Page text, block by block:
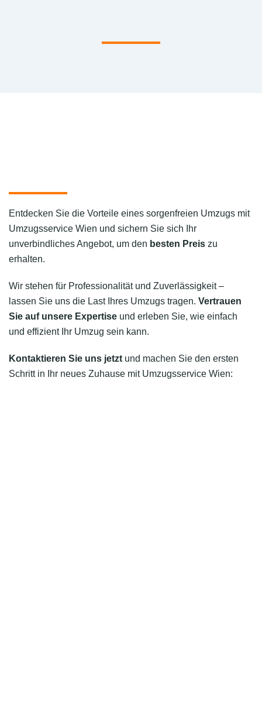
Entdecken Sie die Vorteile eines sorgenfreien Umzugs mit
Umzugsservice Wien und sichern Sie sich Ihr
unverbindliches Angebot, um den besten Preis zu
erhalten.
Wir stehen für Professionalität und Zuverlässigkeit –
lassen Sie uns die Last Ihres Umzugs tragen. Vertrauen
Sie auf unsere Expertise und erleben Sie, wie einfach
und effizient Ihr Umzug sein kann.
Kontaktieren Sie uns jetzt und machen Sie den ersten
Schritt in Ihr neues Zuhause mit Umzugsservice Wien: